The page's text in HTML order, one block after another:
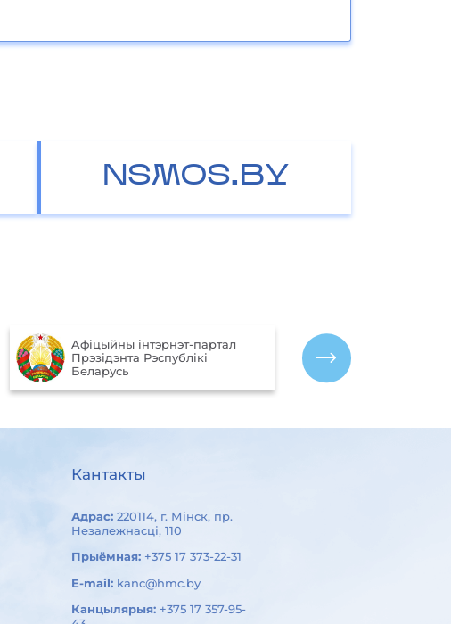
NSMOS.BY
Aфiцыйны iнтэрнэт-партал
Прэзiдэнта Рэспублiкi
Беларусь
Кантакты
Адрас: 220114, г. Мінск, пр.
Незалежнасці, 110
Прыёмная: +375 17 373-22-31
E-mail: kanc@hmc.by
Канцылярыя: +375 17 357-95-